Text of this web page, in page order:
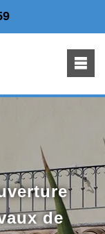
de